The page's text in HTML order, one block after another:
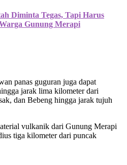
Diminta Tegas, Tapi Harus
Gunung Merapi
panas guguran juga dapat
jarak lima kilometer dari
dan Bebeng hingga jarak tujuh
vulkanik dari Gunung Merapi
tiga kilometer dari puncak